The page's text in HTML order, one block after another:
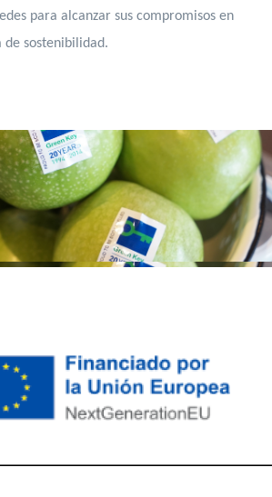
para alcanzar sus compromisos en
de sostenibilidad.
pages printableinstagram reels